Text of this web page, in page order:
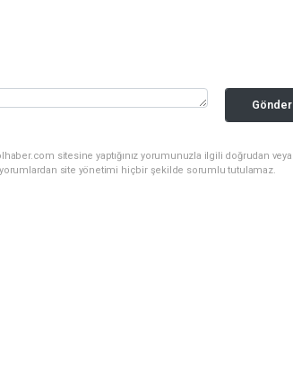
Gönder
sitesine yaptığınız yorumunuzla ilgili doğrudan veya
site yönetimi hiçbir şekilde sorumlu tutulamaz.